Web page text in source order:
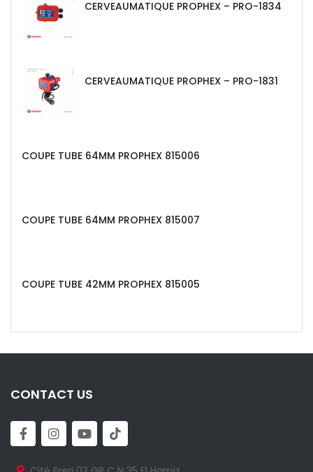
CERVEAUMATIQUE PROPHEX – PRO-1834
CERVEAUMATIQUE PROPHEX – PRO-1831
COUPE TUBE 64MM PROPHEX 815006
COUPE TUBE 64MM PROPHEX 815007
COUPE TUBE 42MM PROPHEX 815005
CONTACT US